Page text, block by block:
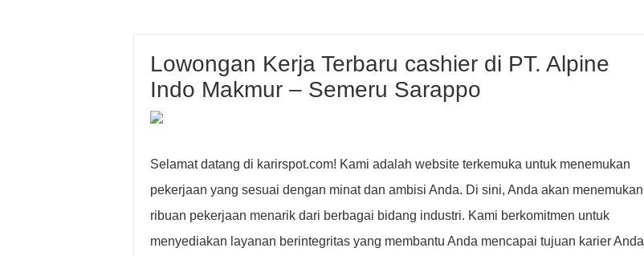
Lowongan Kerja Terbaru cashier di PT. Alpine
Indo Makmur – Semeru Sarappo
Selamat datang di karirspot.com! Kami adalah website terkemuka untuk menemukan
pekerjaan yang sesuai dengan minat dan ambisi Anda. Di sini, Anda akan menemukan
ribuan pekerjaan menarik dari berbagai bidang industri. Kami berkomitmen untuk
menyediakan layanan berintegritas yang membantu Anda mencapai tujuan karier Anda